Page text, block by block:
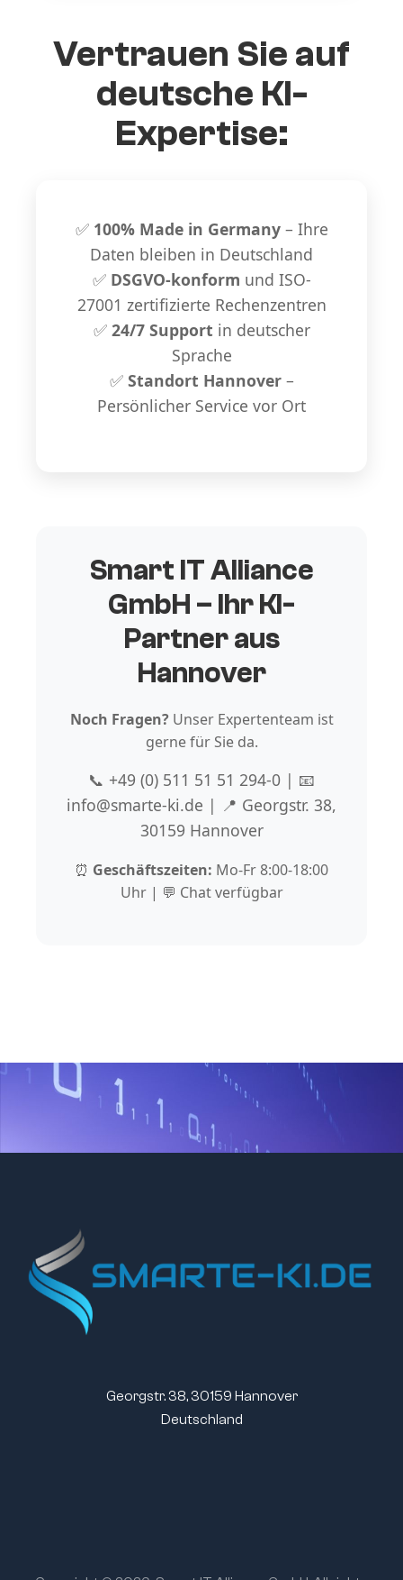
Vertrauen Sie auf
deutsche KI-
Expertise:
✅ 100% Made in Germany– Ihre
Daten bleiben in Deutschland
✅ DSGVO-konform und ISO-
27001 zertifizierte Rechenzentren
✅ 24/7 Support in deutscher
Sprache
✅ Standort Hannover–
Persönlicher Service vor Ort
Smart IT Alliance
GmbH – Ihr KI-
Partner aus
Hannover
Noch Fragen?Unser Expertenteam ist
gerne für Sie da.
📞 +49 (0) 511 51 51 294-0 | 📧
info@smarte-ki.de | 📍 Georgstr. 38,
30159 Hannover
⏰ Geschäftszeiten: Mo-Fr 8:00-18:00
Uhr | 💬 Chat verfügbar
Georgstr. 38, 30159 Hannover
Deutschland